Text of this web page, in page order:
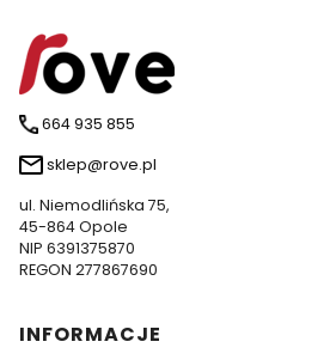
664 935 855
sklep@rove.pl
ul. Niemodlińska 75,
45-864 Opole
NIP 6391375870
REGON 277867690
Linki w stopce
INFORMACJE